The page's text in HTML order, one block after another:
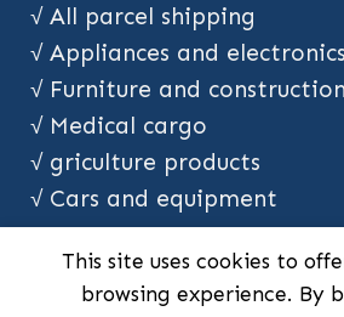
√ All parcel shipping
√ Appliances and electronics
√ Furniture and
√ Medical cargo
√ griculture products
√ Cars and equipment
This site uses cookies to
browsing experience. By